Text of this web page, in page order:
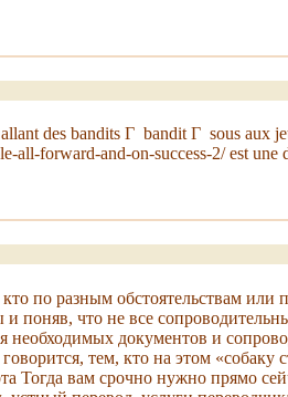
des bandits Г bandit Г sous aux
forward-and-on-success-2/ est
по разным обстоятельствам
поняв, что не все
необходимых документов и
тем, кто на этом
Тогда вам срочно нужно прямо